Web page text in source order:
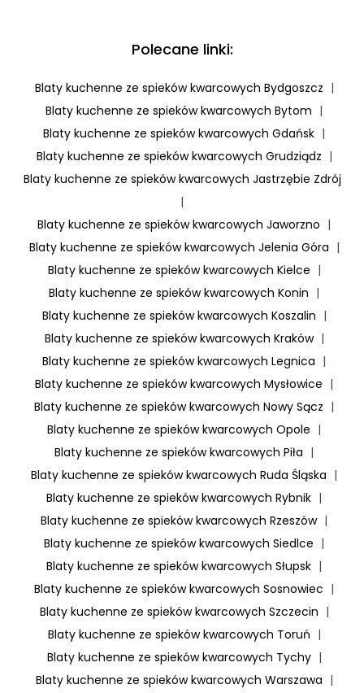
Polecane linki:
Blaty kuchenne ze spieków kwarcowych Bydgoszcz |
Blaty kuchenne ze spieków kwarcowych Bytom |
Blaty kuchenne ze spieków kwarcowych Gdańsk |
Blaty kuchenne ze spieków kwarcowych Grudziądz |
Blaty kuchenne ze spieków kwarcowych Jastrzębie Zdrój
|
Blaty kuchenne ze spieków kwarcowych Jaworzno |
Blaty kuchenne ze spieków kwarcowych Jelenia Góra |
Blaty kuchenne ze spieków kwarcowych Kielce |
Blaty kuchenne ze spieków kwarcowych Konin |
Blaty kuchenne ze spieków kwarcowych Koszalin |
Blaty kuchenne ze spieków kwarcowych Kraków |
Blaty kuchenne ze spieków kwarcowych Legnica |
Blaty kuchenne ze spieków kwarcowych Mysłowice |
Blaty kuchenne ze spieków kwarcowych Nowy Sącz |
Blaty kuchenne ze spieków kwarcowych Opole |
Blaty kuchenne ze spieków kwarcowych Piła |
Blaty kuchenne ze spieków kwarcowych Ruda Śląska |
Blaty kuchenne ze spieków kwarcowych Rybnik |
Blaty kuchenne ze spieków kwarcowych Rzeszów |
Blaty kuchenne ze spieków kwarcowych Siedlce |
Blaty kuchenne ze spieków kwarcowych Słupsk |
Blaty kuchenne ze spieków kwarcowych Sosnowiec |
Blaty kuchenne ze spieków kwarcowych Szczecin |
Blaty kuchenne ze spieków kwarcowych Toruń |
Blaty kuchenne ze spieków kwarcowych Tychy |
Blaty kuchenne ze spieków kwarcowych Warszawa |